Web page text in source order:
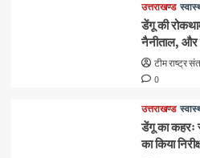
उत्तराखण्ड
डेंगू की
नैनीताल, और
टीम राष्ट्र
0
उत्तराखण्ड
डेंगू का कहरः
का किया